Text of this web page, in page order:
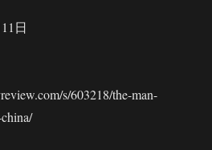
日
s/603218/the-man-